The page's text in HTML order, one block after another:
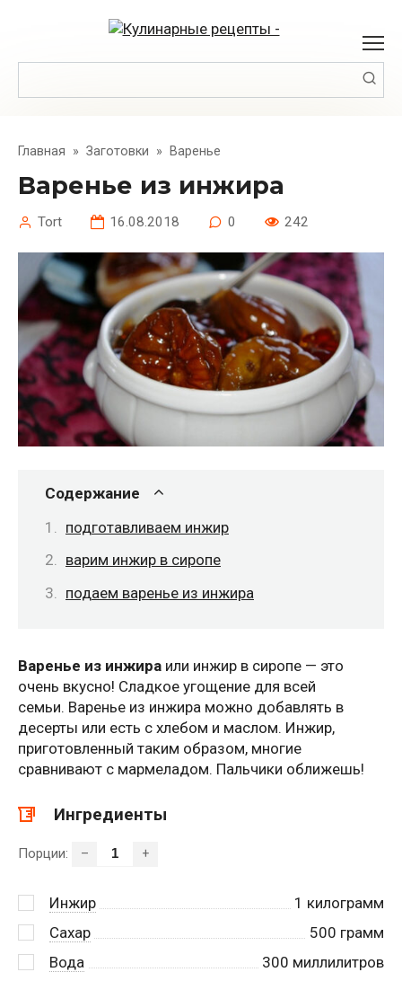
Главная » Заготовки » Варенье
Варенье из инжира
Tort 16.08.2018 0 242
Содержание
подготавливаем инжир
варим инжир в сиропе
подаем варенье из инжира
Варенье из инжира или инжир в сиропе — это
очень вкусно! Сладкое угощение для всей
семьи. Варенье из инжира можно добавлять в
десерты или есть с хлебом и маслом. Инжир,
приготовленный таким образом, многие
сравнивают с мармеладом. Пальчики оближешь!
Ингредиенты
Порции: – +
Инжир 1 килограмм
Сахар
500 грамм
Вода
300 миллилитров